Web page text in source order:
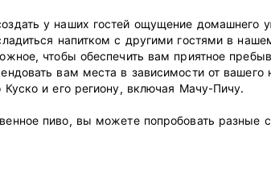
у наших гостей ощущение домашнего
напитком с другими гостями в
чтобы обеспечить вам приятное
вам места в зависимости от
Куско и его региону, включая Мачу-Пичу.
пиво, вы можете попробовать разные